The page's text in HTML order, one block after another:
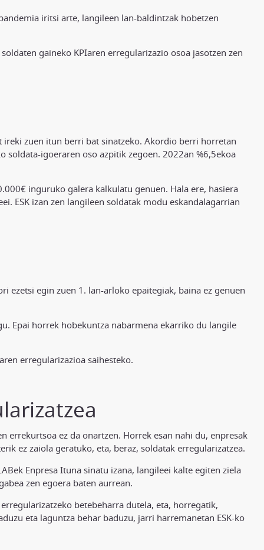
iritsi arte, langileen lan-baldintzak hobetzen
gaineko KPIaren erregularizazio osoa jasotzen zen
ireki zuen itun berri bat sinatzeko. Akordio berri horretan
igoeraren oso azpitik zegoen. 2022an %6,5ekoa
inguruko galera kalkulatu genuen. Hala ere, hasiera
ESK izan zen langileen soldatak modu eskandalagarrian
ezetsi egin zuen 1. lan-arloko epaitegiak, baina ez genuen
Epai horrek hobekuntza nabarmena ekarriko du langile
erregularizazioa saihesteko.
errekurtsoa ez da onartzen. Horrek esan nahi du, enpresak
ez zaiola geratuko, eta, beraz, soldatak erregularizatzea.
Enpresa Ituna sinatu izana, langileei kalte egiten ziela
zen egoera baten aurrean.
betebeharra dutela, eta, horregatik,
eta laguntza behar baduzu, jarri harremanetan ESK-ko